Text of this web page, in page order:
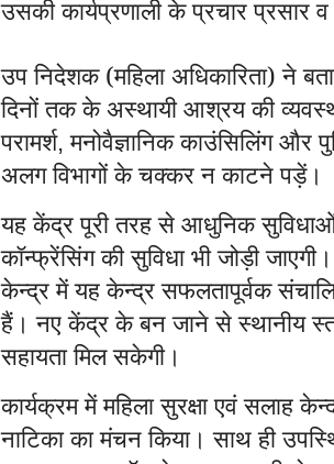
उसकी कार्यप्रणाली के प्रचार प्रसार
उप निदेशक (महिला अधिकारिता) ने
दिनों तक के अस्थायी आश्रय की
परामर्श,मनोवैज्ञानिक काउंसिलिंग और
अलग विभागों के चक्कर न काटने पड़ें।
यह केंद्र पूरी तरह से आधुनिक
कॉन्फ्रेंसिंग की सुविधा भी जोड़ी
केन्द्र में यह केन्द्र सफलतापूर्वक
हैं। नए केंद्र के बन जाने से स्थानीय
सहायता मिल सकेगी।
कार्यक्रम में महिला सुरक्षा एवं सलाह
नाटिका का मंचन किया। साथ ही